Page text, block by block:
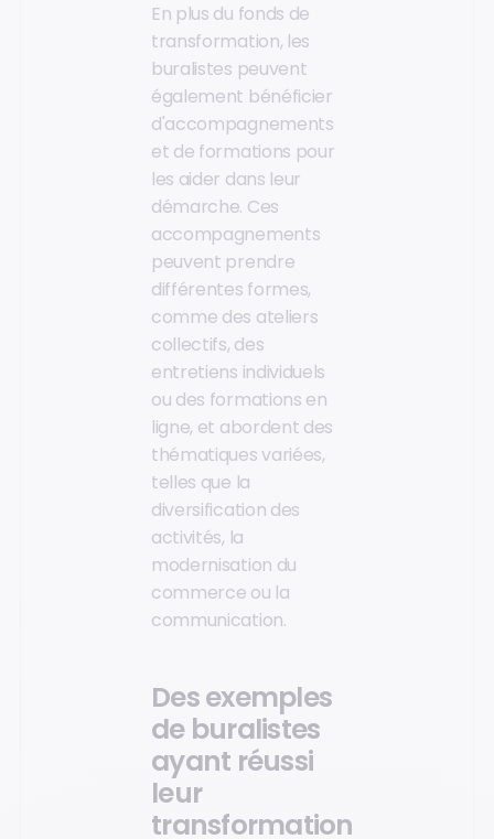
En plus du fonds de
transformation, les
buralistes peuvent
également bénéficier
d'accompagnements
et de formations pour
les aider dans leur
démarche. Ces
accompagnements
peuvent prendre
différentes formes,
comme des ateliers
collectifs, des
entretiens individuels
ou des formations en
ligne, et abordent des
thématiques variées,
telles que la
diversification des
activités, la
modernisation du
commerce ou la
communication.
Des exemples
de buralistes
ayant réussi
leur
transformation